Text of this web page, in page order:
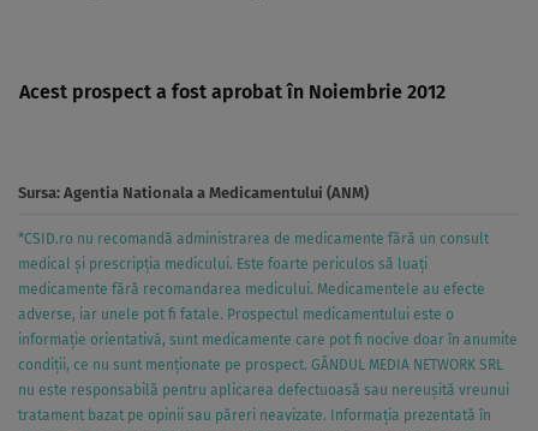
Acest prospect a fost aprobat în Noiembrie 2012
Sursa: Agentia Nationala a Medicamentului (ANM)
*CSID.ro nu recomandă administrarea de medicamente fără un consult
medical și prescripția medicului. Este foarte periculos să luați
medicamente fără recomandarea medicului. Medicamentele au efecte
adverse, iar unele pot fi fatale. Prospectul medicamentului este o
informație orientativă, sunt medicamente care pot fi nocive doar în anumite
condiții, ce nu sunt menționate pe prospect. GÂNDUL MEDIA NETWORK SRL
nu este responsabilă pentru aplicarea defectuoasă sau nereușită vreunui
tratament bazat pe opinii sau păreri neavizate. Informația prezentată în